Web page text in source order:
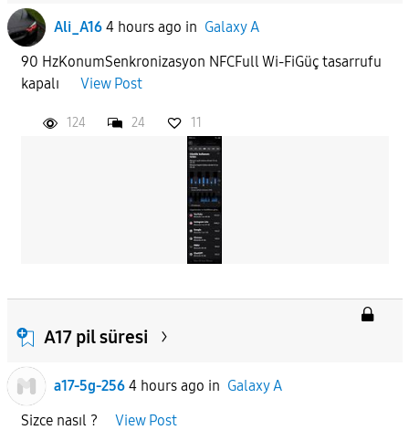
Ali_A16 4 hours ago in Galaxy A
90 HzKonumSenkronizasyon NFCFull Wi-FiGüç tasarrufu
kapalı View Post
124 24 11
A17 pil süresi
a17-5g-256 4 hours ago in Galaxy A
Sizce nasıl ? View Post